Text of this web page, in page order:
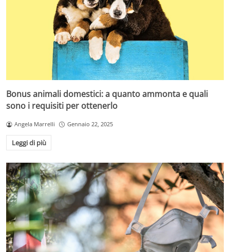
Bonus animali domestici: a quanto ammonta e quali
sono i requisiti per ottenerlo
Angela Marrelli Gennaio 22, 2025
Leggi di più